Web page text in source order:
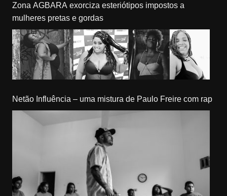
Zona AGBARA exorciza esteriótipos impostos a
mulheres pretas e gordas
Netão Influência – uma mistura de Paulo Freire com rap